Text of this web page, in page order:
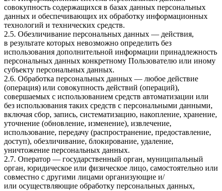
совокупность содержащихся в базах данных персональных
данных и обеспечивающих их обработку информационных
технологий и технических средств.
2.5. Обезличивание персональных данных — действия,
в результате которых невозможно определить без
использования дополнительной информации принадлежность
персональных данных конкретному Пользователю или иному
субъекту персональных данных.
2.6. Обработка персональных данных — любое действие
(операция) или совокупность действий (операций),
совершаемых с использованием средств автоматизации или
без использования таких средств с персональными данными,
включая сбор, запись, систематизацию, накопление, хранение,
уточнение (обновление, изменение), извлечение,
использование, передачу (распространение, предоставление,
доступ), обезличивание, блокирование, удаление,
уничтожение персональных данных.
2.7. Оператор — государственный орган, муниципальный
орган, юридическое или физическое лицо, самостоятельно или
совместно с другими лицами организующие и/
или осуществляющие обработку персональных данных,